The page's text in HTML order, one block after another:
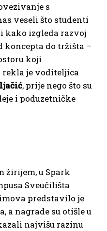
s
veseli što studenti
kako izgleda razvoj
koncepta do tržišta –
koji
je voditeljica
, prije nego što su
i poduzetničke
žirijem, u Spark
Sveučilišta
predstavilo je
a nagrade su otišle u
najvišu razinu